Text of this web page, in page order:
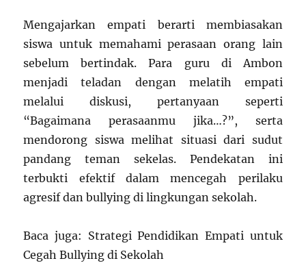
Mengajarkan empati berarti membiasakan
siswa untuk memahami perasaan orang lain
sebelum bertindak. Para guru di Ambon
menjadi teladan dengan melatih empati
melalui diskusi, pertanyaan seperti
“Bagaimana perasaanmu jika…?”, serta
mendorong siswa melihat situasi dari sudut
pandang teman sekelas. Pendekatan ini
terbukti efektif dalam mencegah perilaku
agresif dan bullying di lingkungan sekolah.
Baca juga: Strategi Pendidikan Empati untuk
Cegah Bullying di Sekolah